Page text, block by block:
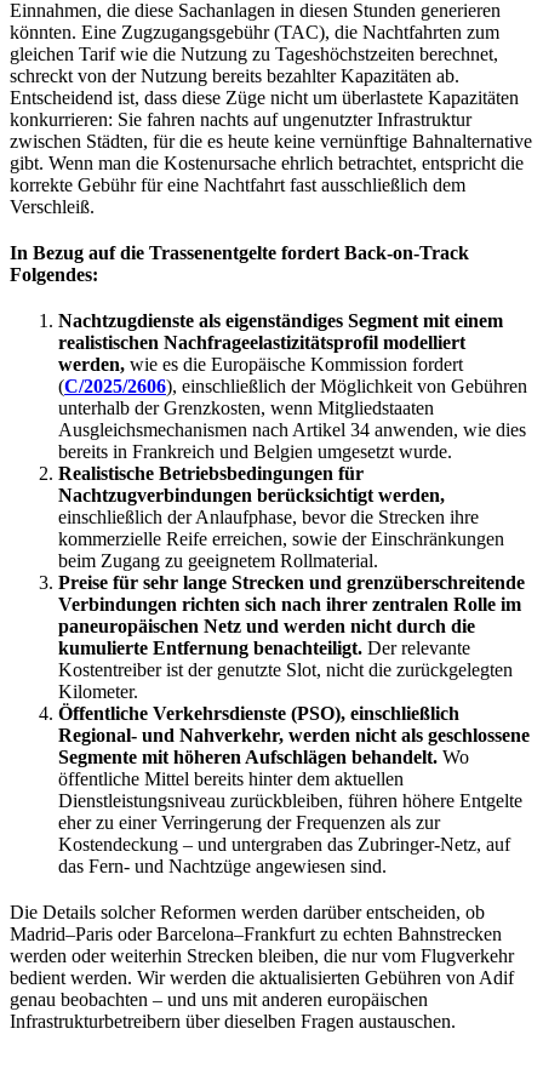
Einnahmen, die diese Sachanlagen in diesen Stunden generieren
könnten. Eine Zugzugangsgebühr (TAC), die Nachtfahrten zum
gleichen Tarif wie die Nutzung zu Tageshöchstzeiten berechnet,
schreckt von der Nutzung bereits bezahlter Kapazitäten ab.
Entscheidend ist, dass diese Züge nicht um überlastete Kapazitäten
konkurrieren: Sie fahren nachts auf ungenutzter Infrastruktur
zwischen Städten, für die es heute keine vernünftige Bahnalternative
gibt. Wenn man die Kostenursache ehrlich betrachtet, entspricht die
korrekte Gebühr für eine Nachtfahrt fast ausschließlich dem
Verschleiß.
In Bezug auf die Trassenentgelte fordert Back-on-Track
Folgendes:
Nachtzugdienste als eigenständiges Segment mit einem
realistischen Nachfrageelastizitätsprofil modelliert
werden, wie es die Europäische Kommission fordert
(C/2025/2606), einschließlich der Möglichkeit von Gebühren
unterhalb der Grenzkosten, wenn Mitgliedstaaten
Ausgleichsmechanismen nach Artikel 34 anwenden, wie dies
bereits in Frankreich und Belgien umgesetzt wurde.
Realistische Betriebsbedingungen für
Nachtzugverbindungen berücksichtigt werden,
einschließlich der Anlaufphase, bevor die Strecken ihre
kommerzielle Reife erreichen, sowie der Einschränkungen
beim Zugang zu geeignetem Rollmaterial.
Preise für sehr lange Strecken und grenzüberschreitende
Verbindungen richten sich nach ihrer zentralen Rolle im
paneuropäischen Netz und werden nicht durch die
kumulierte Entfernung benachteiligt. Der relevante
Kostentreiber ist der genutzte Slot, nicht die zurückgelegten
Kilometer.
Öffentliche Verkehrsdienste (PSO), einschließlich
Regional- und Nahverkehr, werden nicht als geschlossene
Segmente mit höheren Aufschlägen behandelt. Wo
öffentliche Mittel bereits hinter dem aktuellen
Dienstleistungsniveau zurückbleiben, führen höhere Entgelte
eher zu einer Verringerung der Frequenzen als zur
Kostendeckung – und untergraben das Zubringer-Netz, auf
das Fern- und Nachtzüge angewiesen sind.
Die Details solcher Reformen werden darüber entscheiden, ob
Madrid–Paris oder Barcelona–Frankfurt zu echten Bahnstrecken
werden oder weiterhin Strecken bleiben, die nur vom Flugverkehr
bedient werden. Wir werden die aktualisierten Gebühren von Adif
genau beobachten – und uns mit anderen europäischen
Infrastrukturbetreibern über dieselben Fragen austauschen.